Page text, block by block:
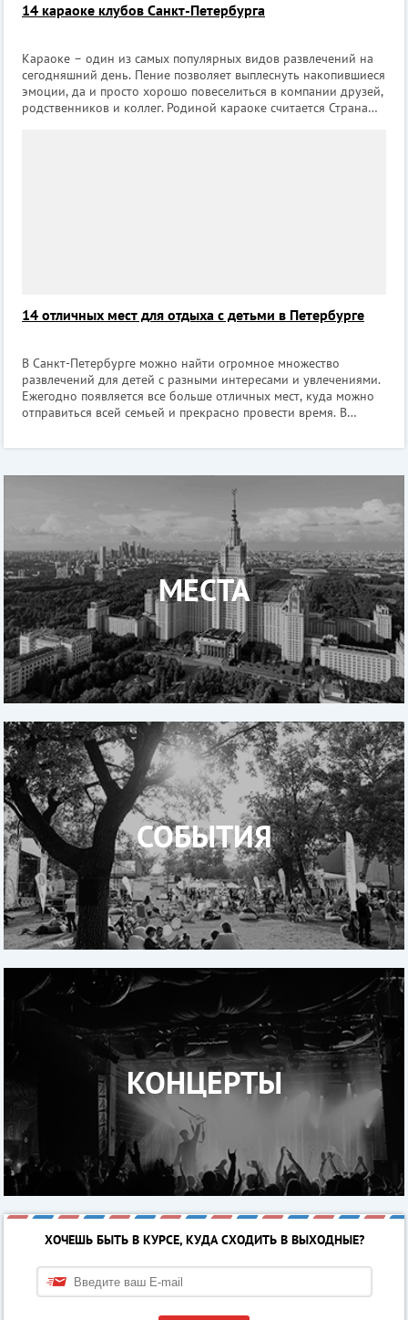
14 караоке клубов Санкт-Петербурга
Караоке – один из самых популярных видов развлечений на
сегодняшний день. Пение позволяет выплеснуть накопившиеся
эмоции, да и просто хорошо повеселиться в компании друзей,
родственников и коллег. Родиной караоке считается Страна
14 отличных мест для отдыха с детьми в Петербурге
В Санкт-Петербурге можно найти огромное множество
развлечений для детей с разными интересами и увлечениями.
Ежегодно появляется все больше отличных мест, куда можно
отправиться всей семьей и прекрасно провести время. В
семейного досуга, где каждый
МЕСТА
СОБЫТИЯ
КОНЦЕРТЫ
ХОЧЕШЬ БЫТЬ В КУРСЕ, КУДА СХОДИТЬ В ВЫХОДНЫЕ?